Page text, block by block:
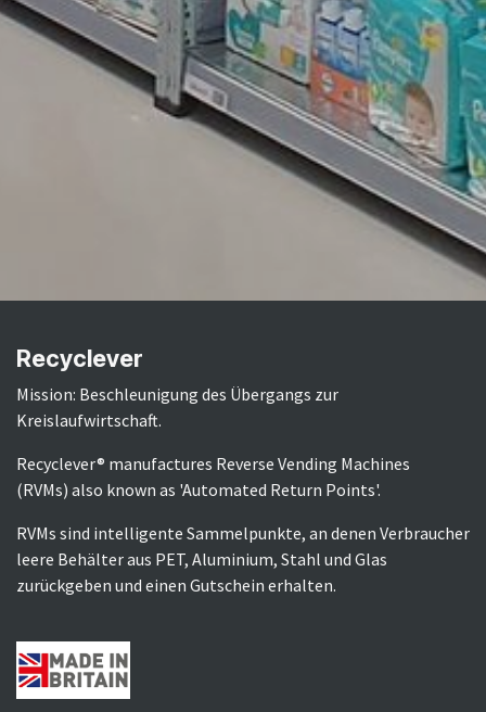
Recyclever
Mission: Beschleunigung des Übergangs zur
Kreislaufwirtschaft.
Recyclever® manufactures Reverse Vending Machines
(RVMs) also known as 'Automated Return Points'.
RVMs sind intelligente Sammelpunkte, an denen Verbraucher
leere Behälter aus PET, Aluminium, Stahl und Glas
zurückgeben und einen Gutschein erhalten.​